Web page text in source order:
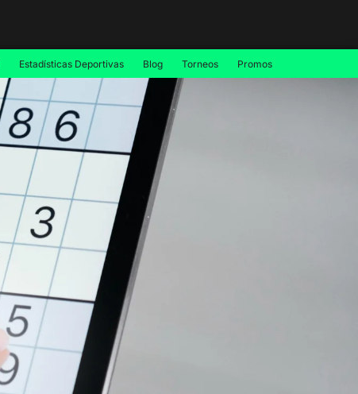
Estadísticas Deportivas Blog Torneos Promos